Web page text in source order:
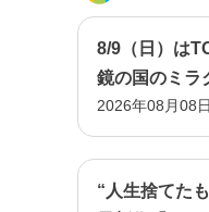
8/9（日）は
鏡の国のミラ
『名探偵プリ
2026年08月08
“人生捨てた